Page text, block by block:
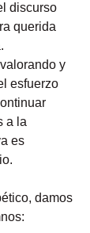
discurso
querida
y
esfuerzo
a la
es
damos